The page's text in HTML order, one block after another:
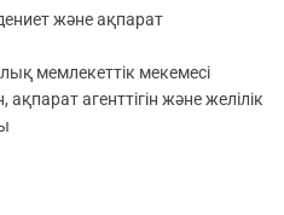
және ақпарат
мемлекеттік мекемесі
агенттігін және желілік